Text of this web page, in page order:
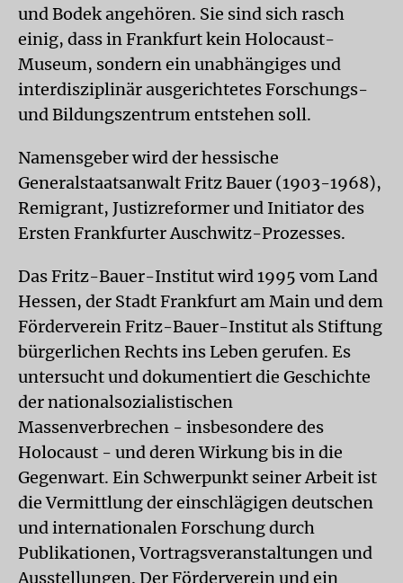
und Bodek angehören. Sie sind sich rasch
einig, dass in Frankfurt kein Holocaust-
Museum, sondern ein unabhängiges und
interdisziplinär ausgerichtetes Forschungs-
und Bildungszentrum entstehen soll.
Namensgeber wird der hessische
Generalstaatsanwalt Fritz Bauer (1903-1968),
Remigrant, Justizreformer und Initiator des
Ersten Frankfurter Auschwitz-Prozesses.
Das Fritz-Bauer-Institut wird 1995 vom Land
Hessen, der Stadt Frankfurt am Main und dem
Förderverein Fritz-Bauer-Institut als Stiftung
bürgerlichen Rechts ins Leben gerufen. Es
untersucht und dokumentiert die Geschichte
der nationalsozialistischen
Massenverbrechen - insbesondere des
Holocaust - und deren Wirkung bis in die
Gegenwart. Ein Schwerpunkt seiner Arbeit ist
die Vermittlung der einschlägigen deutschen
und internationalen Forschung durch
Publikationen, Vortragsveranstaltungen und
Ausstellungen. Der Förderverein und ein